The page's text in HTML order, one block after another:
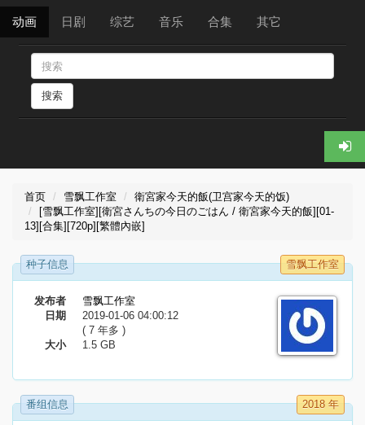
动画 日剧 综艺 音乐 合集 其它
搜索
首页 雪飘工作室
衛宮家今天的飯(卫宫家今天的饭)
[雪飘工作室][衛宮さんちの今日のごはん / 衛宮家今天的飯][01-
13][合集][720p][繁體內嵌]
种子信息 雪飘工作室
发布者
雪飘工作室
日期
2019-01-06 04:00:12
( 7 年多 )
大小
1.5 GB
番组信息 2018 年